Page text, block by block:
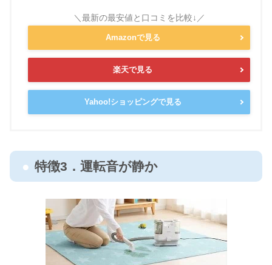
Amazonで見る
楽天で見る
Yahoo!ショッピングで見る
特徴3．運転音が静か